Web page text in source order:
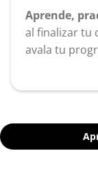
Aprende,
al finalizar tu
avala tu